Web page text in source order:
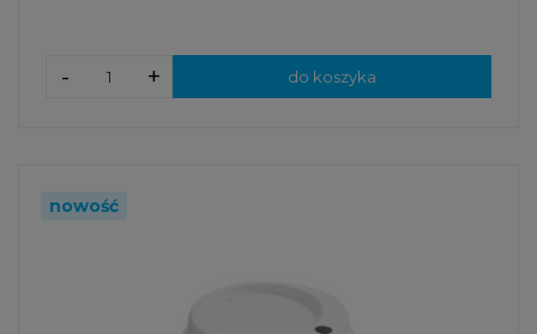
+
- do koszyka
nowość